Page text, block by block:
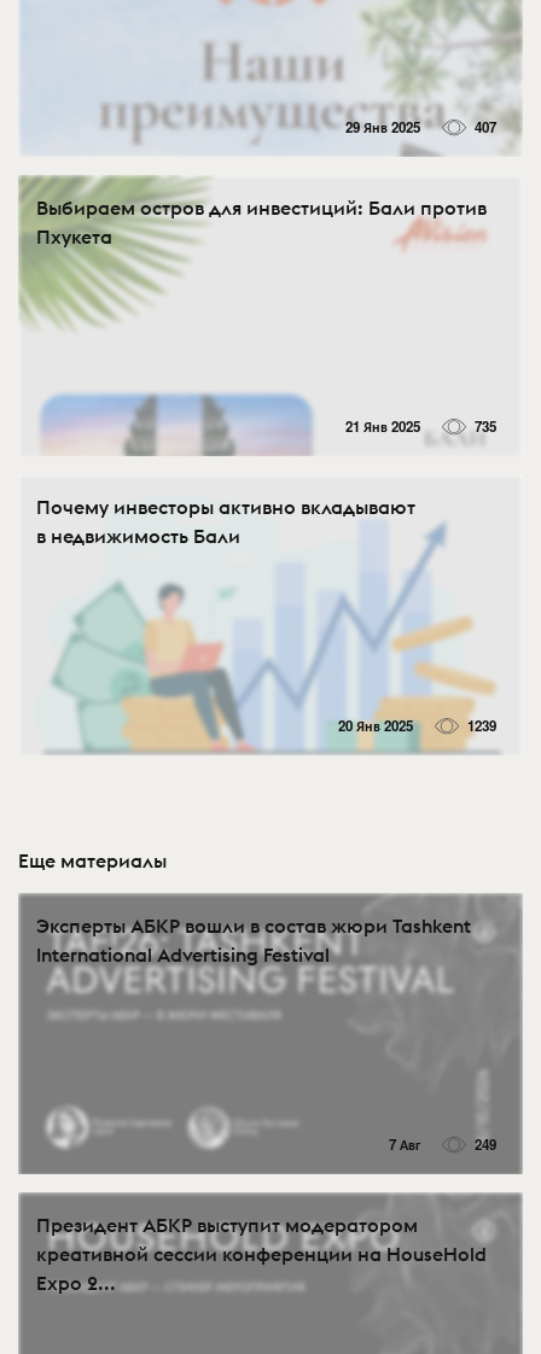
29 Янв 2025 407
Выбираем остров для инвестиций: Бали против
Пхукета
21 Янв 2025 735
Почему инвесторы активно вкладывают
в недвижимость Бали
20 Янв 2025 1239
Еще материалы
Эксперты АБКР вошли в состав жюри Tashkent
International Advertising Festival
7 Авг 249
Президент АБКР выступит модератором
креативной сессии конференции на HouseHold
Expo 2...